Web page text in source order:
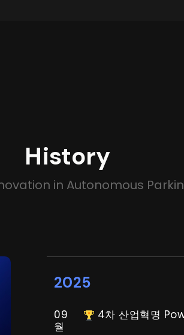
History
in Autonomous
2025
09
월
4차 산업혁명 Power